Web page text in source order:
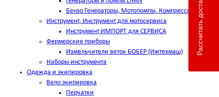
Бензо Генераторы, Мотопомпы, Компрессоры
Инструмент, Инструмент для мотосервиса
Инструмент ИМПОРТ для СЕРВИСА
Фермерские приборы
Измельчители веток БОБЕР (Ижтехмаш)
Наборы инструмента
Одежда и экипировка
Вело экипировка
Перчатки
Рассчитать доставку